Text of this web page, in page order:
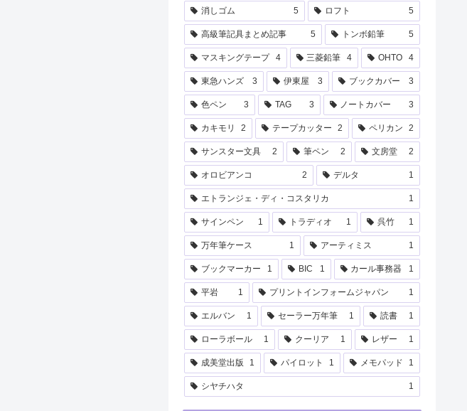
消しゴム 5 ロフト 5
高級筆記具まとめ記事 5 トンボ鉛筆 5
マスキングテープ 4 三菱鉛筆 4 OHTO 4
東急ハンズ 3 伊東屋 3 ブックカバー 3
色ペン 3 TAG 3 ノートカバー 3
カキモリ 2 テープカッター 2 ペリカン 2
サンスター文具 2 筆ペン 2 文房堂 2
オロビアンコ 2 デルタ 1
エトランジェ・ディ・コスタリカ 1
サインペン 1 トラディオ 1 呉竹 1
万年筆ケース 1 アーティミス 1
ブックマーカー 1 BIC 1 カール事務器 1
平岩 1 プリントインフォームジャパン 1
エルバン 1 セーラー万年筆 1 読書 1
ローラボール 1 クーリア 1 レザー 1
成美堂出版 1 パイロット 1 メモパッド 1
シヤチハタ 1